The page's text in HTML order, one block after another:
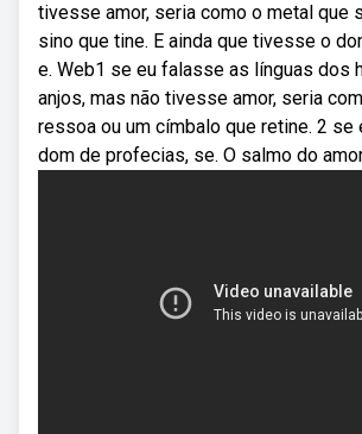
tivesse amor, seria como o metal que
sino que tine. E ainda que tivesse o
e. Web1 se eu falasse as línguas dos
anjos, mas não tivesse amor, seria
ressoa ou um címbalo que retine. 2
dom de profecias, se. O salmo do